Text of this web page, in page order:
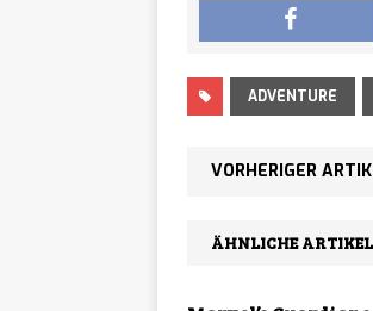
[
ADVENTURE
VORHERIGER
ÄHNLICHE ARTIKEL